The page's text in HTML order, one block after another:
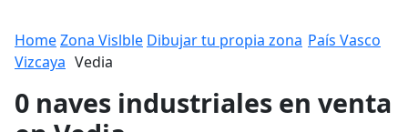
HomeZona Vislble Dibujar tu propia zona País Vasco
Vizcaya Vedia
0 naves industriales en venta